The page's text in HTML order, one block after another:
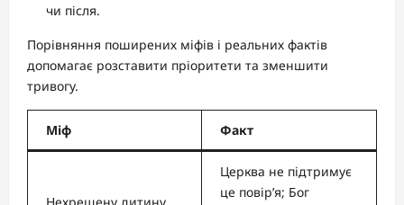
чи після.
Порівняння поширених міфів і реальних фактів
допомагає розставити пріоритети та зменшити
тривогу.
Міф Факт
Нехрещену дитину
Церква не підтримує
це повір’я; Бог